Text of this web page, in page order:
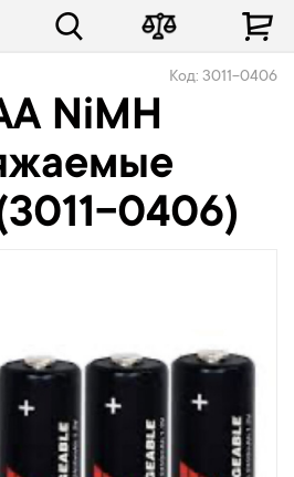
Код: 3011-0406
NiMH
0406)